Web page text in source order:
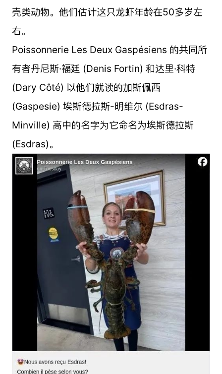
壳类动物。他们估计这只龙虾年龄在50多岁左
右。
Poissonnerie Les Deux Gaspésiens 的共同所
有者丹尼斯·福廷 (Denis Fortin) 和达里·科特
(Dary Côté) 以他们就读的加斯佩西
(Gaspesie) 埃斯德拉斯-明维尔 (Esdras-
Minville) 高中的名字为它命名为埃斯德拉斯
(Esdras)。